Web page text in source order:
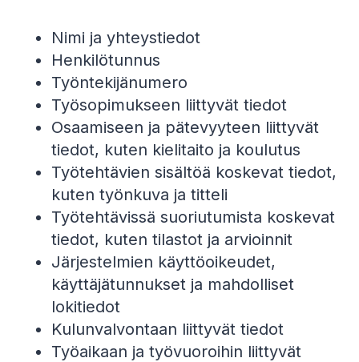
Nimi ja yhteystiedot
Henkilötunnus
Työntekijänumero
Työsopimukseen liittyvät tiedot
Osaamiseen ja pätevyyteen liittyvät
tiedot, kuten kielitaito ja koulutus
Työtehtävien sisältöä koskevat tiedot,
kuten työnkuva ja titteli
Työtehtävissä suoriutumista koskevat
tiedot, kuten tilastot ja arvioinnit
Järjestelmien käyttöoikeudet,
käyttäjätunnukset ja mahdolliset
lokitiedot
Kulunvalvontaan liittyvät tiedot
Työaikaan ja työvuoroihin liittyvät